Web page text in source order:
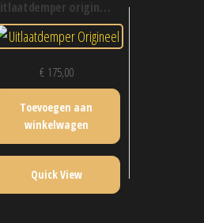
uitlaatdemper origineel
€175,00
Toevoegen aan
winkelwagen
Quick View